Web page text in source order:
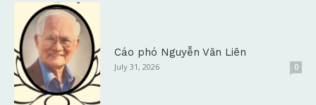
Cáo phó Nguyễn Văn Liên
July 31, 2026 0